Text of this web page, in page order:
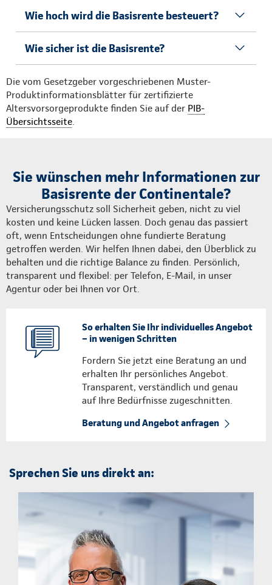
Wie hoch wird die Basisrente besteuert?
Wie sicher ist die Basisrente?
Die vom Gesetzgeber vorgeschriebenen Muster-
Produktinformationsblätter für zertifizierte
Altersvorsorgeprodukte finden Sie auf der PIB-
Übersichtsseite
Sie wünschen mehr Informationen zur
Basisrente der Continentale?
Versicherungsschutz soll Sicherheit geben, nicht zu viel
kosten und keine Lücken lassen. Doch genau das passiert
oft, wenn Entscheidungen ohne fundierte Beratung
getroffen werden. Wir helfen Ihnen dabei, den Überblick zu
behalten und die richtige Balance zu finden. Persönlich,
transparent und flexibel: per Telefon, E-Mail, in unser
Agentur oder bei Ihnen vor Ort.
So erhalten Sie Ihr individuelles Angebot
– in wenigen Schritten
Fordern Sie jetzt eine Beratung an und
erhalten Ihr persönliches Angebot.
Transparent, verständlich und genau
auf Ihre Bedürfnisse zugeschnitten.
Beratung und Angebot anfragen
Sprechen Sie uns direkt an: